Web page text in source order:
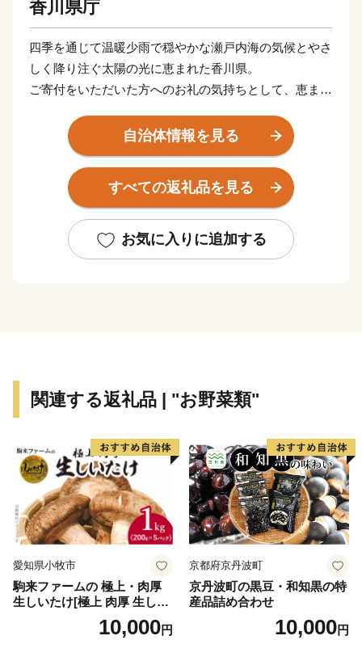
香川県庁
四季を通じて温暖少雨で穏やかな瀬戸内海の気候とやさ
しく降り注ぐ太陽の光に恵まれた香川県。
ご寄付をいただいた方へのお礼の気持ちとして、恵まれ
県産品を贈呈します。自治体情報を見る
すべての返礼品を見る
お気に入りに追加する
関連する返礼品 | "お野菜類"
愛知県小牧市
駒来ファームの 極上・肉厚
生しいたけ[極上 肉厚 生しい
たけ 生シイタケ 生椎茸 安心
安全 国産 採れたて 新鮮 きの
10,000円
京都府京丹波町
京丹波町の黒豆・和知黒の特
産品詰め合わせ
10,000円